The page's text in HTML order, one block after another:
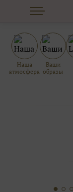
Наша
атмосфера
Ваши
образы